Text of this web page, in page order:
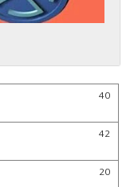
40
42
20